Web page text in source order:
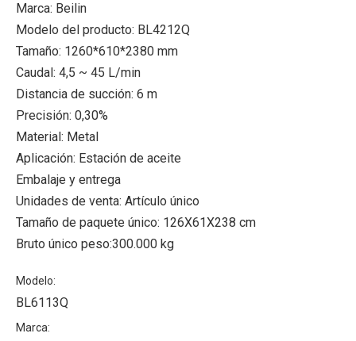
Marca: Beilin
Modelo del producto: BL4212Q
Tamaño: 1260*610*2380 mm
Caudal: 4,5 ~ 45 L/min
Distancia de succión: 6 m
Precisión: 0,30%
Material: Metal
Aplicación: Estación de aceite
Embalaje y entrega
Unidades de venta: Artículo único
Tamaño de paquete único: 126X61X238 cm
Bruto único peso:300.000 kg
Modelo:
BL6113Q
Marca: